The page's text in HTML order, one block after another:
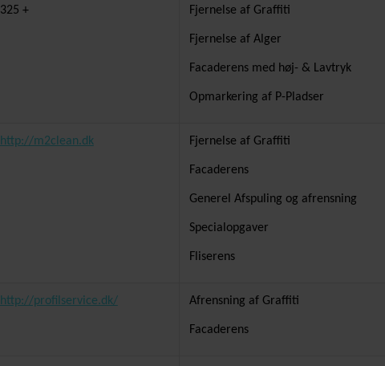
325 + Fjernelse af Graffiti
Fjernelse af Alger
Facaderens med høj- & Lavtryk
Opmarkering af P-Pladser
http://m2clean.dk Fjernelse af Graffiti
Facaderens
Generel Afspuling og afrensning
Specialopgaver
Fliserens
http://profilservice.dk/ Afrensning af Graffiti
Facaderens